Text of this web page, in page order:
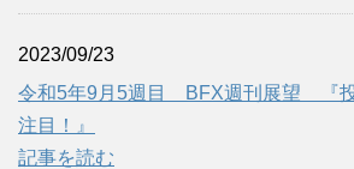
2023/09/23
令和5年9月5週目 BFX週刊展望 『
注目！』
記事を読む